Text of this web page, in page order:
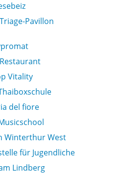
Pavillon
Vitality
del fiore
Winterthur West
für Jugendliche
Lindberg